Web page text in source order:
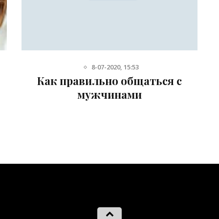
с
10-12-2013, 21:42
25 причин, по которым
женщинам хочется позвонить